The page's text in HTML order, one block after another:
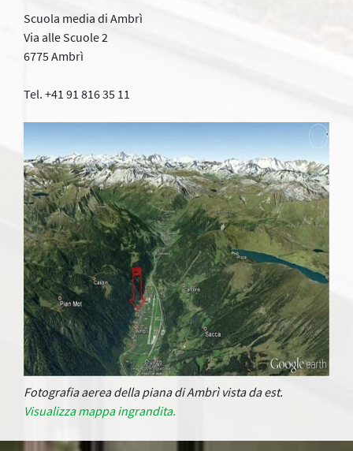
Scuola media di Ambrì
Via alle Scuole 2
6775 Ambrì
Tel. +41 91 816 35 11
Fotografia aerea della piana di Ambrì vista da est.
Visualizza mappa ingrandita.